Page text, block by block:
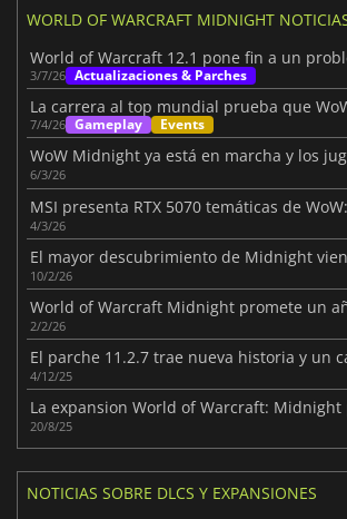
WORLD OF WARCRAFT MIDNIGHT
3/7/26 Actualizaciones & Parches
7/4/26 Gameplay Events
6/3/26
4/3/26
10/2/26
2/2/26
4/12/25
20/8/25
NOTICIAS SOBRE DLCS Y EXPANSIONES